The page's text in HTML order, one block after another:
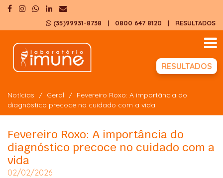
(35)99931-8738 | 0800 647 8120 | RESULTADOS
RESULTADOS
Notícias Geral
Fevereiro Roxo: A importância do
diagnóstico precoce no cuidado com a vida
Fevereiro Roxo: A importância do
diagnóstico precoce no cuidado com a
vida
02/02/2026